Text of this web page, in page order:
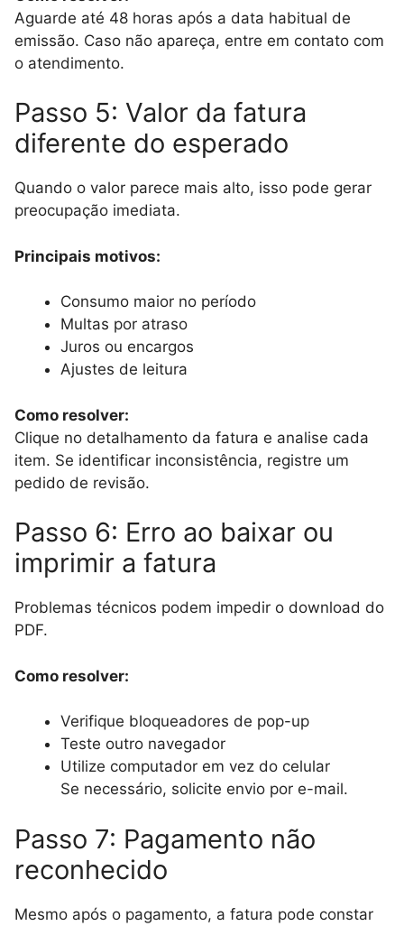
Aguarde até 48 horas após a data habitual de
emissão. Caso não apareça, entre em contato com
o atendimento.
Passo 5: Valor da fatura
diferente do esperado
Quando o valor parece mais alto, isso pode gerar
preocupação imediata.
Principais motivos:
Consumo maior no período
Multas por atraso
Juros ou encargos
Ajustes de leitura
Como resolver:
Clique no detalhamento da fatura e analise cada
item. Se identificar inconsistência, registre um
pedido de revisão.
Passo 6: Erro ao baixar ou
imprimir a fatura
Problemas técnicos podem impedir o download do
PDF.
Como resolver:
Verifique bloqueadores de pop-up
Teste outro navegador
Utilize computador em vez do celular
Se necessário, solicite envio por e-mail.
Passo 7: Pagamento não
reconhecido
Mesmo após o pagamento, a fatura pode constar